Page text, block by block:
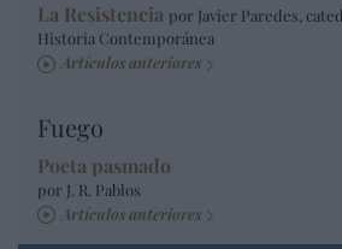
La Resistencia por Javier Paredes,
Historia Contemporánea
Artículos anteriores
Fuego
Poeta pasmado
por J. R. Pablos
Artículos anteriores